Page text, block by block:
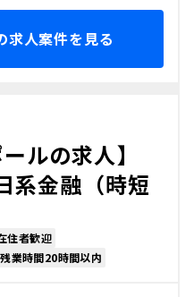
求人案件を見る
ルの求人】
系金融（時短
住者歓迎
業時間20時間以内